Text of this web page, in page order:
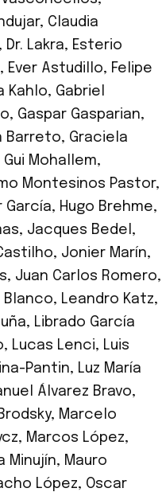
, Claudia
, Dr. Lakra, Esterio
, Ever Astudillo, Felipe
Kahlo, Gabriel
, Gaspar Gasparian,
Barreto, Graciela
Gui Mohallem,
Montesinos Pastor,
García, Hugo Brehme,
, Jacques Bedel ,
, Jonier Marín,
, Juan Carlos Romero,
Blanco, Leandro Katz,
, Librado García
, Lucas Lenci, Luis
Pantin, Luz María
Álvarez Bravo,
, Marcelo
, Marcos López,
Minujín, Mauro
López, Oscar